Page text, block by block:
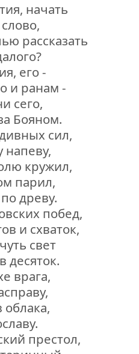
начать
рассказать
его -
и ранам -
сего,
Бояном.
сил,
напеву,
кружил,
парил,
древу.
побед,
и схваток,
свет
десяток.
врага,
облака,
престол,